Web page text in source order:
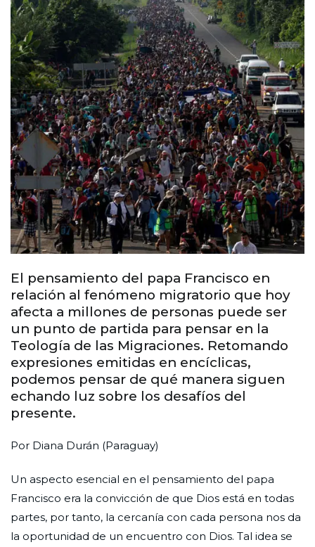
El pensamiento del papa Francisco en
relación al fenómeno migratorio que hoy
afecta a millones de personas puede ser
un punto de partida para pensar en la
Teología de las Migraciones. Retomando
expresiones emitidas en encíclicas,
podemos pensar de qué manera siguen
echando luz sobre los desafíos del
presente.
Por Diana Durán (Paraguay)
Un aspecto esencial en el pensamiento del papa
Francisco era la convicción de que Dios está en todas
partes, por tanto, la cercanía con cada persona nos da
la oportunidad de un encuentro con Dios. Tal idea se